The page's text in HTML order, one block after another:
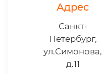
Адрес
Санкт-
Петербург,
ул.Симонова,
д.11